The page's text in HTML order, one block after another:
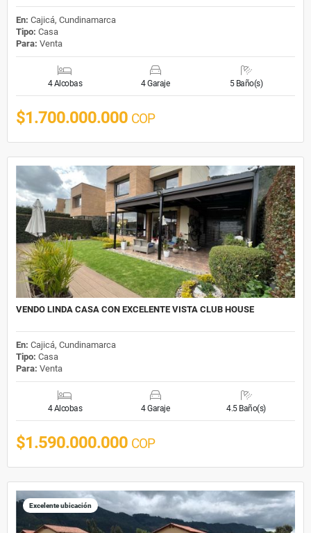
En: Cajicá, Cundinamarca
Tipo: Casa
Para: Venta
4 Alcobas 4 Garaje 5 Baño(s)
$1.700.000.000 COP
VENDO LINDA CASA CON EXCELENTE VISTA CLUB HOUSE
En: Cajicá, Cundinamarca
Tipo: Casa
Para: Venta
4 Alcobas 4 Garaje 4.5 Baño(s)
$1.590.000.000 COP
Excelente ubicación